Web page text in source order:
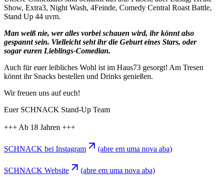
Show, Extra3, Night Wash, 4Feinde, Comedy Central Roast Battle,
Stand Up 44 uvm.
Man weiß nie, wer alles vorbei schauen wird, ihr könnt also
gespannt sein. Vielleicht seht ihr die Geburt eines Stars, oder
sogar euren Lieblings-Comedian.
Auch für euer leibliches Wohl ist im Haus73 gesorgt! Am Tresen
könnt ihr Snacks bestellen und Drinks genießen.
Wir freuen uns auf euch!
Euer SCHNACK Stand-Up Team
+++ Ab 18 Jahren +++
SCHNACK bei Instagram (abre em uma nova aba)
SCHNACK Website (abre em uma nova aba)